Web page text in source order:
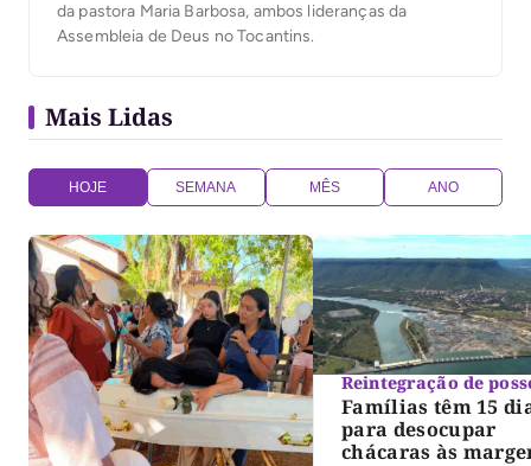
da pastora Maria Barbosa, ambos lideranças da
Assembleia de Deus no Tocantins.
Mais Lidas
HOJE SEMANA MÊS ANO
Reintegração de
Famílias têm 15
para desocupar
chácaras às